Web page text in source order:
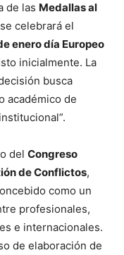
de las Medallas al
celebrará el
enero día Europeo
inicialmente. La
busca
académico de
del Congreso
de Conflictos,
como un
profesionales,
e internacionales.
de elaboración de